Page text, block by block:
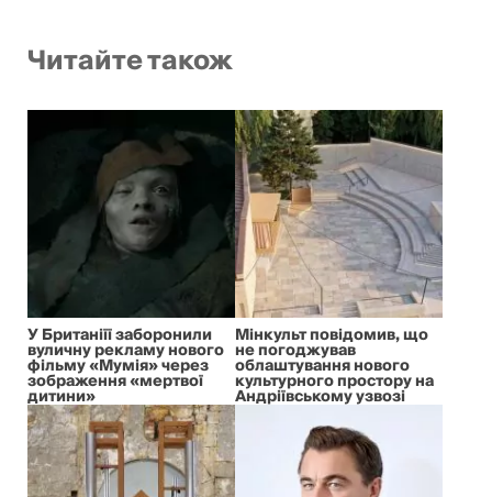
Читайте також
У Британіїї заборонили
вуличну рекламу нового
фільму «Мумія» через
зображення «мертвої
дитини»
Мінкульт повідомив, що
не погоджував
облаштування нового
культурного простору на
Андріївському узвозі